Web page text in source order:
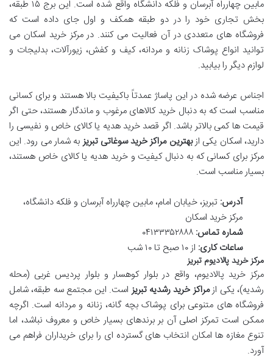
مابین چهارراه آبرسان و فلکه دانشگاه واقع شده است. این برج ۱۵ طبقه،
بخش تجاری خود را در دو طبقه همکف و اول جای داده است که
فروشگاه های متعددی در آن فعالیت می کنند. در مرکز خرید اسکان می
توانید انواع پوشاک زنانه و مردانه، کیف و کفش، زیورآلات، بدلیجات و
لوازم دیگر را بیابید.
اجناس عرضه شده در این پاساژ عمدتاً باکیفیت بالا هستند و برای کسانی
مناسب است که به دنبال خرید کالاهای مرغوب و ماندگار هستند، حتی اگر
قیمت ها کمی بالاتر باشد. اگر قصد خرید هدیه یا کالای خاص و نفیسی را
دارید، اسکان یکی ازبهترین مراکز خرید سوغاتی تبریزبه شمار می رود. این
مرکز برای کسانی که به دنبال کیفیت و خرید هدیه یا کالای خاص هستند،
بسیار مناسب است.
آدرس: تبریز، خیابان امام، مابین چهارراه آبرسان و فلکه دانشگاه،
مرکز خرید اسکان
شماره تماس:
ساعات کاری: از ۱۰ صبح تا ۱۰ شب
مرکز خرید پالادیوم تبریز
مرکز خرید پالادیوم، واقع در بلوار کوهسار و بلوار پردیس غربی (محله
رشدیه)، یکی ازمراکز خرید رشدیه تبریزاست. این مجتمع سه طبقه، شامل
فروشگاه های متنوعی برای پوشاک بچه گانه، زنانه و مردانه است. اگرچه
ممکن است تمرکز اصلی آن بر برندهای بسیار خاص و معروف نباشد، اما
تنوع مغازه ها امکان انتخاب های گسترده ای را برای خریداران فراهم می
آورد.